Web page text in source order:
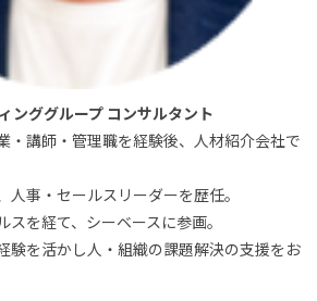
ンググループ コンサルタント
・講師・管理職を経験後、人材紹介会社で
事・セールスリーダーを歴任。
を経て、シーベースに参画。
験を活かし人・組織の課題解決の支援をお